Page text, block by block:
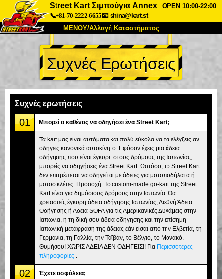
Street Kart Σιμπούγια Annex
OPEN 10:00-22:00
📞+81-70-2222-6655📧 shina@kart.st
ΜΕΝΟΥ/Αλλαγή Καταστήματος
ΚΥΡΙΩΣ
Σχετικά Προδιαγραφές Τιμές
Συχνές Ερωτήσεις
Εταιρεία
Αλλαγή Καταστήματος
Τόκιο Σινάγαουα #1 Τόκιο Ακίχαμπαρα #1
Τόκιο Ακίχαμπαρα #2 Τόκιο Σιμπούγια
Τόκιο Σιμπούγια Annex Τόκιο Κόλπος
Τόκιο Ασακούσα Οσάκα
Οκινάουα
Συχνές Ερωτήσεις
Συχνές ερωτήσεις
01 Μπορεί ο καθένας να οδηγήσει ένα Street Kart;
Τα kart μας είναι αυτόματα και πολύ εύκολα να τα ελέγξεις αν
οδηγείς κανονικά αυτοκίνητο. Εφόσον έχεις μια άδεια
οδήγησης που είναι έγκυρη στους δρόμους της Ιαπωνίας,
μπορείς να οδηγήσεις ένα Street Kart. Ωστόσο, το Street Kart
δεν επιτρέπεται να οδηγείται με άδειες για μοτοποδήλατα ή
μοτοσικλέτες. Προσοχή: Το custom-made go-kart της Street
Kart είναι για δημόσιους δρόμους στην Ιαπωνία. Θα
χρειαστείς έγκυρη άδεια οδήγησης Ιαπωνίας, Διεθνή Άδεια
Οδήγησης ή Άδεια SOFA για τις Αμερικανικές Δυνάμεις στην
Ιαπωνία, ή τη δική σου άδεια οδήγησης και την επίσημη
Ιαπωνική μετάφραση της άδειας εάν είσαι από την Ελβετία, τη
Γερμανία, τη Γαλλία, την Ταϊβάν, το Βέλγιο, το Μονακό.
Θυμήσου! ΧΩΡΙΣ ΑΔΕΙΑ ΔΕΝ ΟΔΗΓΕΙΣ!! Για Περισσότερες
πληροφορίες
02 Έχετε ασφάλεια;